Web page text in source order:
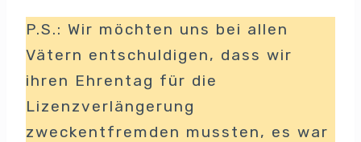
P.S.: Wir möchten uns bei allen
Vätern entschuldigen, dass wir
ihren Ehrentag für die
Lizenzverlängerung
zweckentfremden mussten, es war